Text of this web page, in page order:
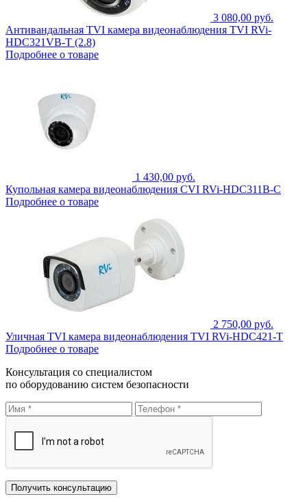
3 080,00 руб.
Антивандальная TVI камера видеонаблюдения TVI RVi-
HDC321VB-T (2.8)
Подробнее о товаре
1 430,00 руб.
Купольная камера видеонаблюдения CVI RVi-HDC311B-C
Подробнее о товаре
2 750,00 руб.
Уличная TVI камера видеонаблюдения TVI RVi-HDC421-T
Подробнее о товаре
Консультация со специалистом
по оборудованию систем безопасности